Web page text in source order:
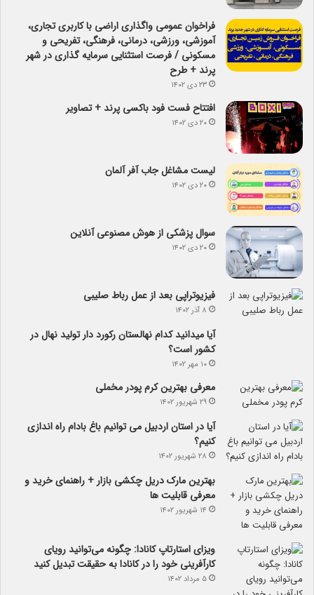
فراخوان عمومی واگذاری اراضی با کاربری تجاری،
آموزشی، ورزشی، درمانی، فرهنگی، تفریحی و
مسکونی / فرصت استثنایی سرمایه گذاری در شهر
پرند + طرح
۲۳ دی ۱۴۰۲
افتتاح فست فود باکسی پرند + تصاویر
۲۰ دی ۱۴۰۲
لیست مشاغل جاب آفر آلمان
۲۰ دی ۱۴۰۲
سوال پزشکی از هوش مصنوعی آنلاین
۲۰ دی ۱۴۰۲
فیزیوتراپی بعد از عمل رباط صلیبی
۸ آذر ۱۴۰۲
آیا می­دانید کدام نهالستان رکورد دار تولید نهال­ در
کشور است؟
۱۰ مهر ۱۴۰۲
معرفی بهترین کرم پودر مخملی
۲۹ شهریور ۱۴۰۲
آیا در استان اردبیل می توانیم باغ بادام راه اندازی
کنیم؟
۲۸ شهریور ۱۴۰۲
بهترین مارک دریل چکشی بازار + راهنمای خرید و
معرفی قابلیت ها
۱۴ شهریور ۱۴۰۲
ویزای استارتاپ کانادا: چگونه می‌توانید رویای
کارآفرینی خود را در کانادا به حقیقت تبدیل کنید
۵ مرداد ۱۴۰۲